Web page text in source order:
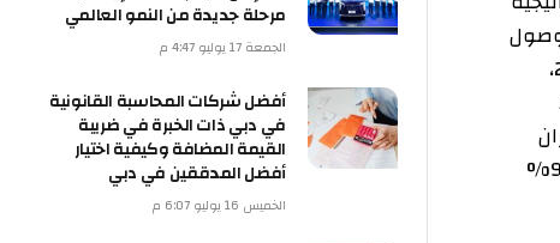
مرحلة جديدة من النمو العالمي
أفضل شركات المحاسبة القانونية
في دبي ذات الخبرة في ضريبة
القيمة المضافة وكيفية اختيار
أفضل المدققين في دبي